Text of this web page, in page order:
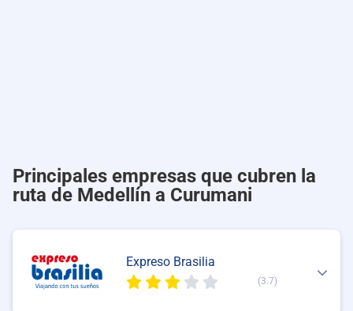
Principales empresas que cubren la
ruta de Medellín a Curumani
Expreso Brasilia
(3.7)